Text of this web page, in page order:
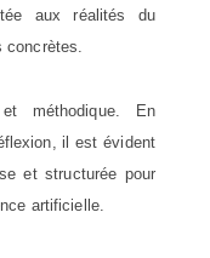
aux réalités du
méthodique. En
il est évident
et structurée pour
artificielle.